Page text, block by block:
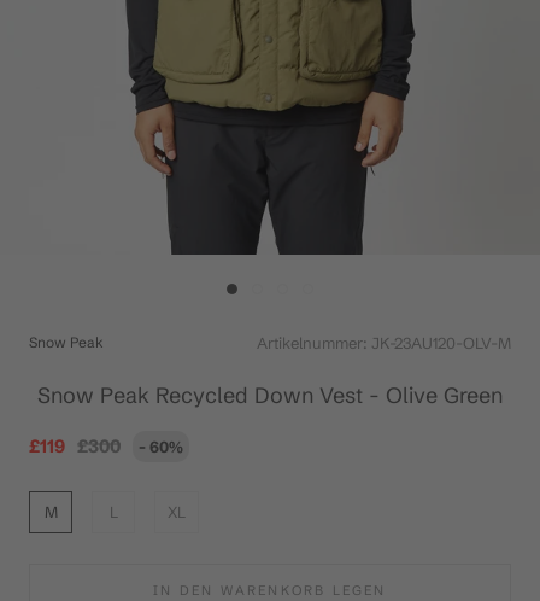
Snow Peak Artikelnummer: JK-23AU120-OLV-M
Snow Peak Recycled Down Vest - Olive Green
£119 £300 - 60%
M L XL
IN DEN WARENKORB LEGEN